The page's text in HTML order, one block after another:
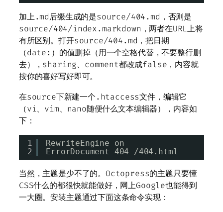
加上.md后缀生成的是source/404.md，否则是
source/404/index.markdown，两者在URL上将
有所区别。打开source/404.md，把日期
（date:）的值删掉（用一个空格代替，不要整行删
去），sharing、comment都改成false，内容就
按你的喜好写好即可。
在source下新建一个.htaccess文件，编辑它
（vi、vim、nano随便什么文本编辑器），内容如
下：
1
2
RewriteEngine on
ErrorDocument 404 /404.html
当然，主题是少不了的。Octopress的主题只要懂
CSS什么的都很快就能做好，网上Google也能得到
一大圈。安装主题通过下面这条命令实现：